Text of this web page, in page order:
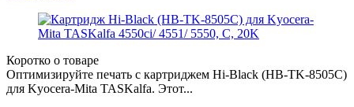
Коротко о товаре
Оптимизируйте печать с картриджем Hi-Black (HB-TK-8505C)
для Kyocera-Mita TASKalfa. Этот...